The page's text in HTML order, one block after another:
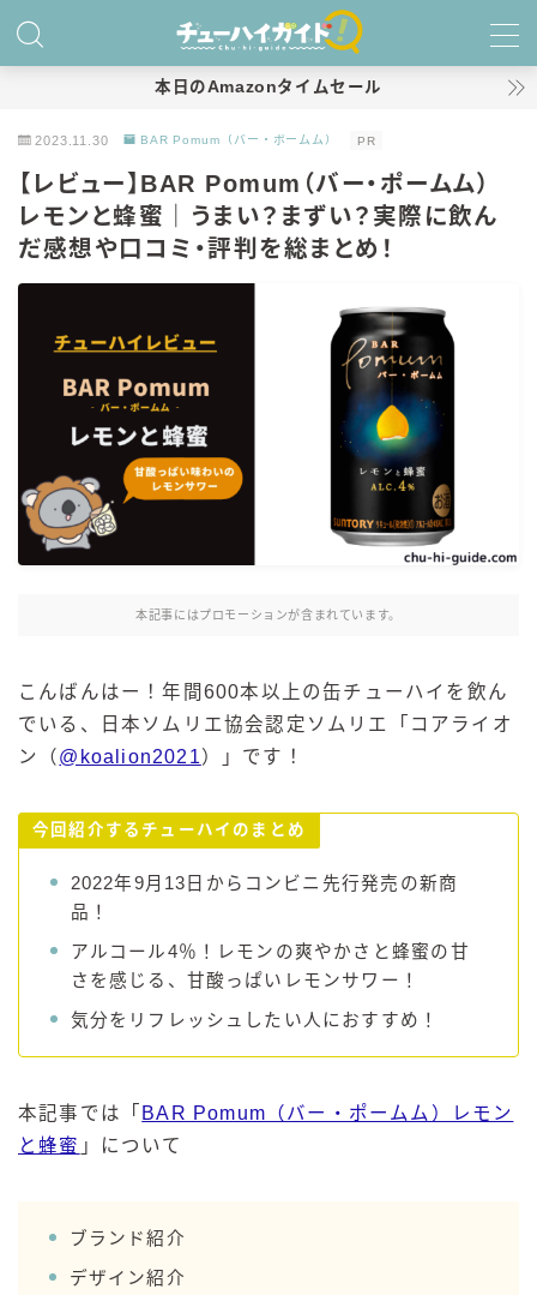
特集！
商品レビュー
キリン
氷結
氷結 無糖
氷結 ストロング
麒麟特製サワー
麒麟 発酵サワー
サントリー
ー196℃ ストロングゼロ
ー196℃ ザ・まるごと
こだわり酒場
BAR Pomum（バー・ポームム）
GREEN1/2（グリーンハーフ）
鏡月焼酎ハイ
贅沢搾り
本日のAmazonタイムセール
2023.11.30 BAR Pomum（バー・ポームム） PR
【レビュー】BAR Pomum（バー・ポームム）
レモンと蜂蜜｜うまい？まずい？実際に飲ん
だ感想や口コミ・評判を総まとめ！
本記事にはプロモーションが含まれています。
こんばんはー！年間600本以上の缶チューハイを飲ん
でいる、日本ソムリエ協会認定ソムリエ「コアライオ
ン（ @koalion2021）」です！
今回紹介するチューハイのまとめ
2022年9月13日からコンビニ先行発売の新商
品！
アルコール4％！レモンの爽やかさと蜂蜜の甘
さを感じる、甘酸っぱいレモンサワー！
気分をリフレッシュしたい人におすすめ！
本記事では「 BAR Pomum（バー・ポームム）レモン
と蜂蜜 」について
ブランド紹介
デザイン紹介